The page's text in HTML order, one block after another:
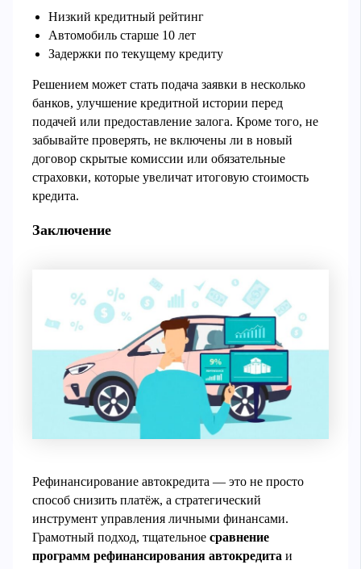
Низкий кредитный рейтинг
Автомобиль старше 10 лет
Задержки по текущему кредиту
Решением может стать подача заявки в несколько
банков, улучшение кредитной истории перед
подачей или предоставление залога. Кроме того, не
забывайте проверять, не включены ли в новый
договор скрытые комиссии или обязательные
страховки, которые увеличат итоговую стоимость
кредита.
Заключение
Рефинансирование автокредита — это не просто
способ снизить платёж, а стратегический
инструмент управления личными финансами.
Грамотный подход, тщательноесравнение
программ рефинансирования автокредита и